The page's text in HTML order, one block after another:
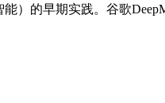
）的早期实践。谷歌